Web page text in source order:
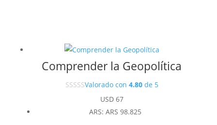
Comprender la Geopolítica
Valorado con 4.80de 5
USD67
ARS: ARS 98.825